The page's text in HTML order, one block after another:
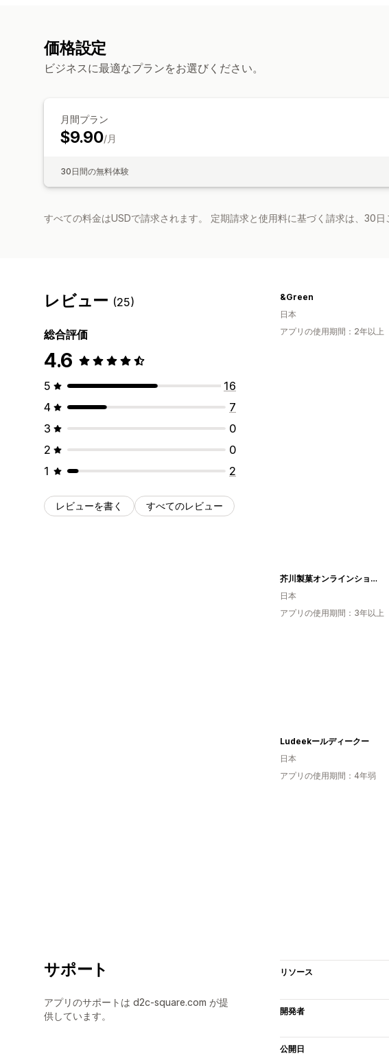
価格設定
ビジネスに最適なプランをお選びください。
月間プラン
$9.90/月
30日間の無料体験
すべての料金はUSDで請求されます。 定期請求と使用料に基づく請求は、30日
レビュー (25)
総合評価
4.6
5
16
4
7
3
0
2
0
1
2
レビューを書く すべてのレビュー
&Green
日本
アプリの使用期間：2年以上
芥川製菓オンラインショップ
日本
アプリの使用期間：3年以上
Ludeekールディークー
日本
アプリの使用期間：4年弱
サポート
アプリのサポートは d2c-square.com が提
供しています。
リソース
開発者
公開日